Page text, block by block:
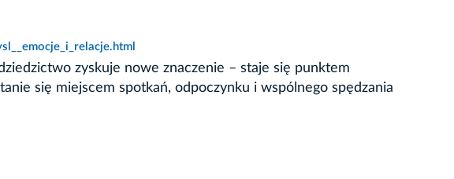
zyskuje nowe znaczenie – staje się punktem
się miejscem spotkań, odpoczynku i wspólnego spędzania